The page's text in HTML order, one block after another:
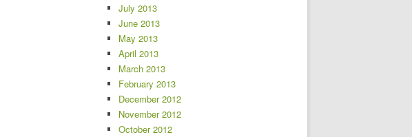
July 2013
June 2013
May 2013
April 2013
March 2013
February 2013
December 2012
November 2012
October 2012